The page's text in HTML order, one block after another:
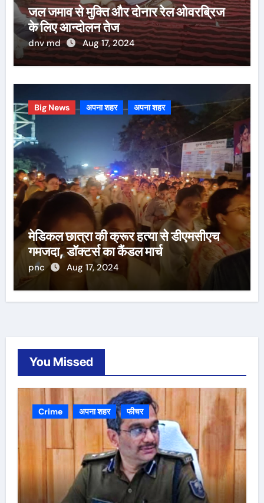
जल जमाव से मुक्ति और दोनार रेल ओवरब्रिज
के लिए आन्दोलन तेज
dnv md Aug 17, 2024
Big News अपना शहर अपना शहर
मेडिकल छात्रा की क्रूर हत्या से डीएमसीएच
गमजदा, डॉक्टर्स का कैंडल मार्च
pnc Aug 17, 2024
You Missed
Crime अपना शहर फीचर